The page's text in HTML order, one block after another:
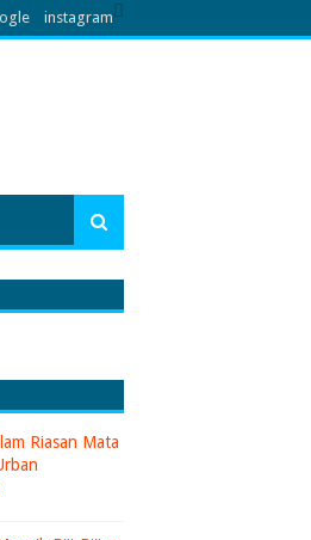
instagram
Riasan Mata